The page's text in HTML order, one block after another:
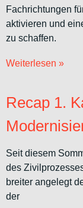
Fachrichtungen
aktivieren und
zu schaffen.
Weiterlesen »
Recap 1.
Seit diesem
des
breiter angelegt
der